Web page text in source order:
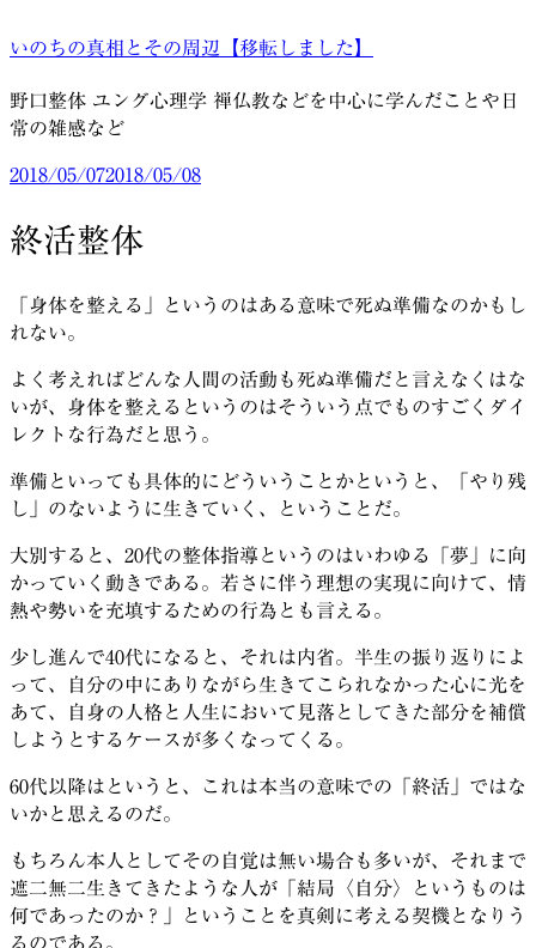
ン
ン
ツ
へ
キ
ッ
いのちの真相とその周辺【移転しました】
野口整体 ユング心理学 禅仏教などを中心に学んだことや日
常の雑感など
投
日:
2018/05/072018/05/08
終活整体
「身体を整える」というのはある意味で死ぬ準備なのかもし
れない。
よく考えればどんな人間の活動も死ぬ準備だと言えなくはな
いが、身体を整えるというのはそういう点でものすごくダイ
レクトな行為だと思う。
準備といっても具体的にどういうことかというと、「やり残
し」のないように生きていく、ということだ。
大別すると、20代の整体指導というのはいわゆる「夢」に向
かっていく動きである。若さに伴う理想の実現に向けて、情
熱や勢いを充填するための行為とも言える。
少し進んで40代になると、それは内省。半生の振り返りによ
って、自分の中にありながら生きてこられなかった心に光を
あて、自身の人格と人生において見落としてきた部分を補償
しようとするケースが多くなってくる。
60代以降はというと、これは本当の意味での「終活」ではな
いかと思えるのだ。
もちろん本人としてその自覚は無い場合も多いが、それまで
遮二無二生きてきたような人が「結局〈自分〉というものは
何であったのか？」ということを真剣に考える契機となりう
るのである。